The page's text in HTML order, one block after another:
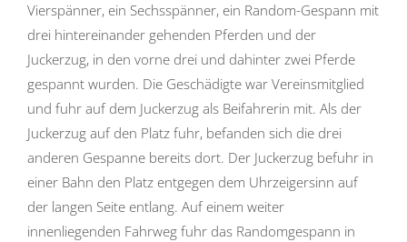
Vierspänner, ein Sechsspänner, ein Random-Gespann mit
drei hintereinander gehenden Pferden und der
Juckerzug, in den vorne drei und dahinter zwei Pferde
gespannt wurden. Die Geschädigte war Vereinsmitglied
und fuhr auf dem Juckerzug als Beifahrerin mit. Als der
Juckerzug auf den Platz fuhr, befanden sich die drei
anderen Gespanne bereits dort. Der Juckerzug befuhr in
einer Bahn den Platz entgegen dem Uhrzeigersinn auf
der langen Seite entlang. Auf einem weiter
innenliegenden Fahrweg fuhr das Randomgespann in